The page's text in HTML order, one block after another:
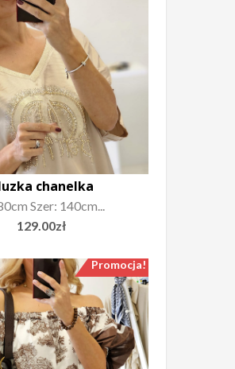
chanelka
Szer: 140cm...
129.00zł
Promocja!